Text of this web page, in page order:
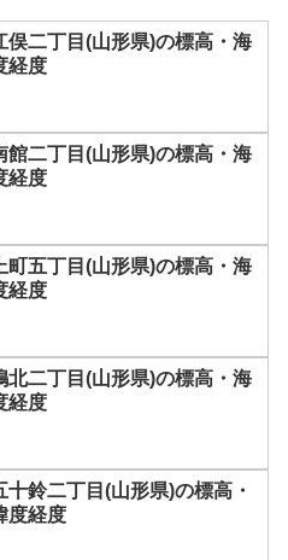
俣二丁目(山形県)の標高・海
経度
館二丁目(山形県)の標高・海
経度
町五丁目(山形県)の標高・海
経度
北二丁目(山形県)の標高・海
経度
十鈴二丁目(山形県)の標高・
度経度